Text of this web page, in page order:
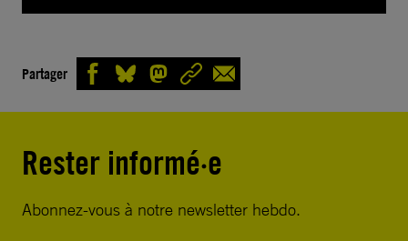
Partager
Rester informé·e
Abonnez-vous à notre newsletter hebdo.